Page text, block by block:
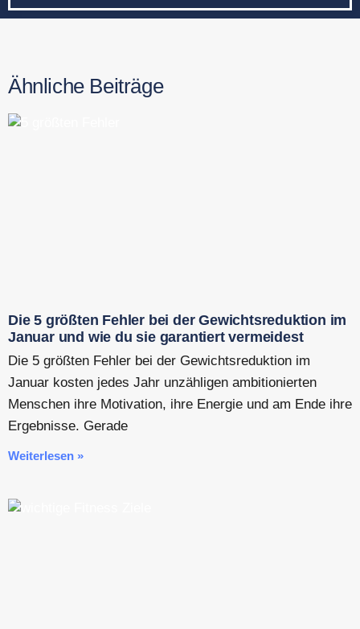
Ähnliche Beiträge
Die 5 größten Fehler bei der Gewichtsreduktion im
Januar und wie du sie garantiert vermeidest
Die 5 größten Fehler bei der Gewichtsreduktion im
Januar kosten jedes Jahr unzähligen ambitionierten
Menschen ihre Motivation, ihre Energie und am Ende ihre
Ergebnisse. Gerade
Weiterlesen »